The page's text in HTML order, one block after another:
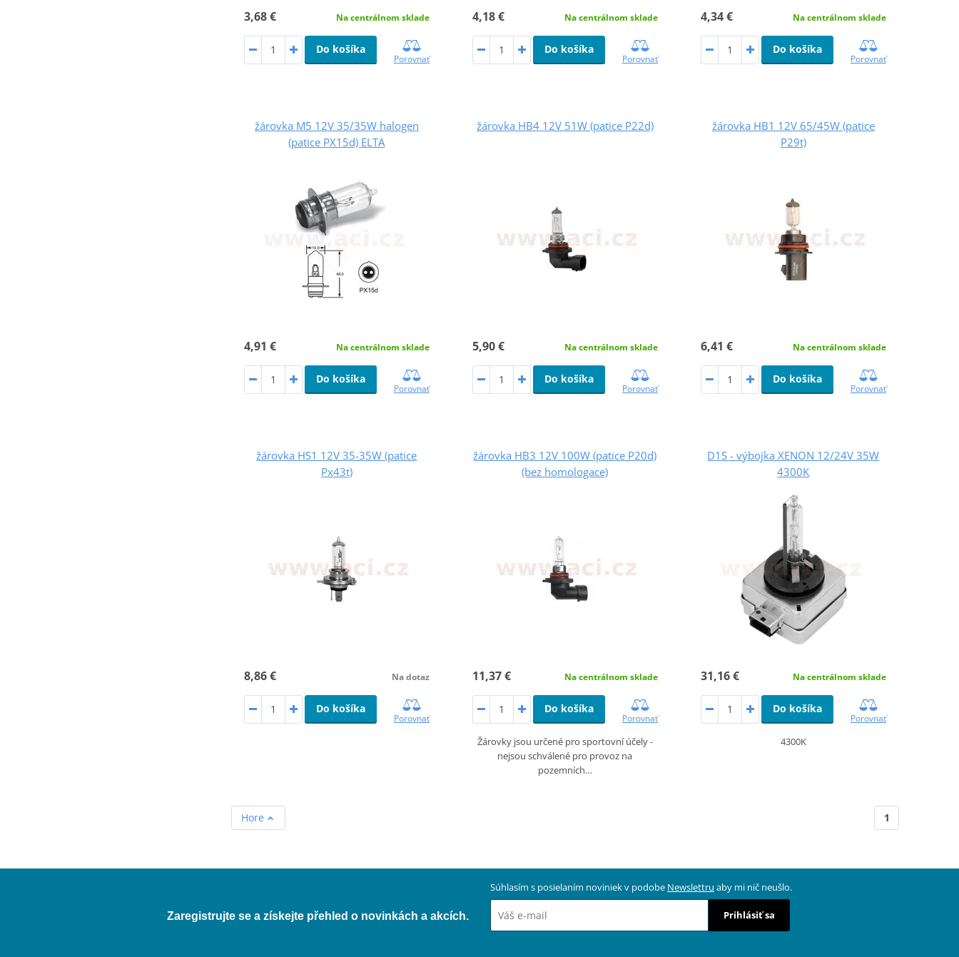
3,68 € Na centrálnom sklade
Do košíka
Porovnať
4,18 € Na centrálnom sklade
Do košíka
Porovnať
4,34 € Na centrálnom sklade
Do košíka
Porovnať
žárovka M5 12V 35/35W halogen
(patice PX15d) ELTA
4,91 € Na centrálnom sklade
Do košíka
Porovnať
žárovka HB4 12V 51W (patice P22d)
5,90 € Na centrálnom sklade
Do košíka
Porovnať
žárovka HB1 12V 65/45W (patice
P29t)
6,41 € Na centrálnom sklade
Do košíka
Porovnať
žárovka HS1 12V 35-35W (patice
Px43t)
8,86 € Na dotaz
Do košíka
Porovnať
žárovka HB3 12V 100W (patice P20d)
(bez homologace)
11,37 € Na centrálnom sklade
Do košíka
Porovnať
Žárovky jsou určené pro sportovní účely -
nejsou schválené pro provoz na
pozemních…
D1S - výbojka XENON 12/24V 35W
4300K
31,16 € Na centrálnom sklade
Do košíka
Porovnať
4300K
1
Hore
Zaregistrujte se a získejte přehled o novinkách a akcích.
Súhlasím s posielaním noviniek v podobe Newslettru aby mi nič neušlo.
Prihlásiť sa